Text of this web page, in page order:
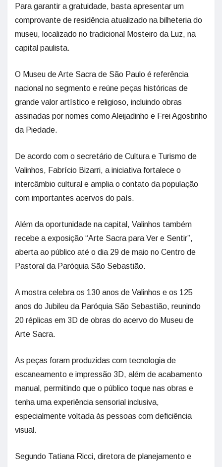
Para garantir a gratuidade, basta apresentar um
comprovante de residência atualizado na bilheteria do
museu, localizado no tradicional Mosteiro da Luz, na
capital paulista.
O Museu de Arte Sacra de São Paulo é referência
nacional no segmento e reúne peças históricas de
grande valor artístico e religioso, incluindo obras
assinadas por nomes como Aleijadinho e Frei Agostinho
da Piedade.
De acordo com o secretário de Cultura e Turismo de
Valinhos, Fabrício Bizarri, a iniciativa fortalece o
intercâmbio cultural e amplia o contato da população
com importantes acervos do país.
Além da oportunidade na capital, Valinhos também
recebe a exposição “Arte Sacra para Ver e Sentir”,
aberta ao público até o dia 29 de maio no Centro de
Pastoral da Paróquia São Sebastião.
A mostra celebra os 130 anos de Valinhos e os 125
anos do Jubileu da Paróquia São Sebastião, reunindo
20 réplicas em 3D de obras do acervo do Museu de
Arte Sacra.
As peças foram produzidas com tecnologia de
escaneamento e impressão 3D, além de acabamento
manual, permitindo que o público toque nas obras e
tenha uma experiência sensorial inclusiva,
especialmente voltada às pessoas com deficiência
visual.
Segundo Tatiana Ricci, diretora de planejamento e